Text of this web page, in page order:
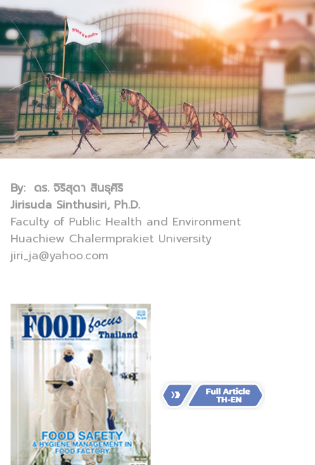
By: ดร. จิริสุดา สินธุศิริ
Jirisuda Sinthusiri, Ph.D.
Faculty of Public Health and Environment
Huachiew Chalermprakiet University
jiri_ja@yahoo.com